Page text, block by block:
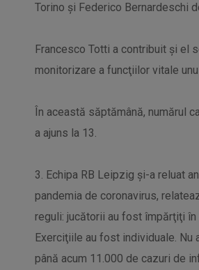
Torino şi Federico Bernardeschi
Francesco Totti a contribuit şi el
monitorizare a funcţiilor vitale
În această săptămână, numărul
a ajuns la 13.
3. Echipa RB Leipzig şi-a reluat
pandemia de coronavirus,
reguli: jucătorii au fost împărţiţi
Exerciţiile au fost individuale. Nu
până acum 11.000 de cazuri de